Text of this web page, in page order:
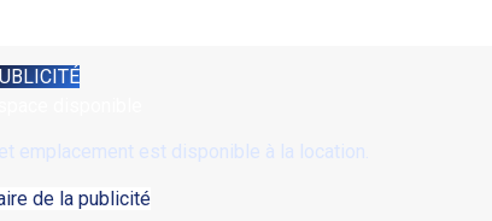
emplacement est disponible à la location.
de la publicité